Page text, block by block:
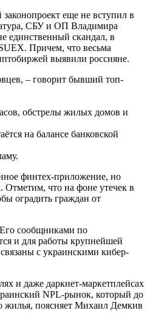
еще не вступил в
СБУ и ОП Владимира
единственный скандал, в
Причем, что весьма
выявили россияне.
– говорит бывший топ-
обстрелы жилых домов и
на балансе банковской
финтех-приложение, но
Отметим, что на фоне утечек в
оградить граждан от
Его сообщниками по
и для работы крупнейшей
с украинскими кибер-
и даже даркнет-маркетплейсах
NPL-рынок, который до
жилья, поясняет Михаил Демкив